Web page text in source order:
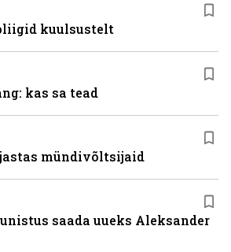
kuulsustelt
kas sa tead
mündivõltsijaid
saada uueks Aleksander